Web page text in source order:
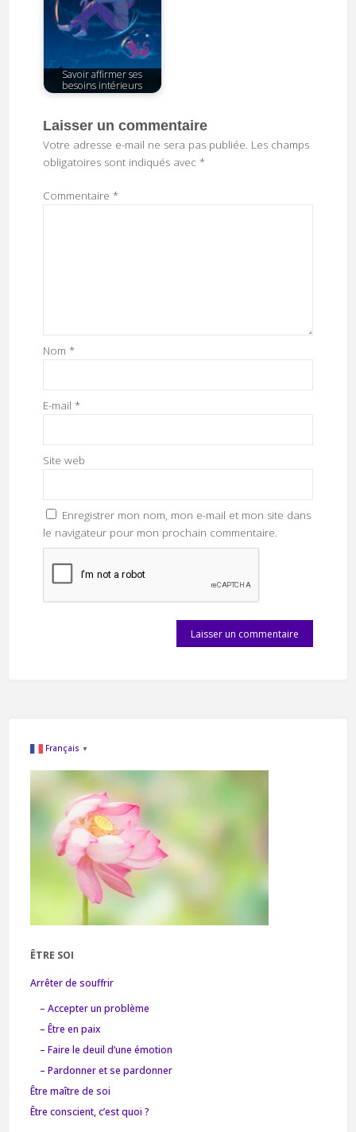
Savoir affirmer ses
besoins intérieurs
Laisser un commentaire
Votre adresse e-mail ne sera pas publiée. Les champs
obligatoires sont indiqués avec *
Commentaire *
Nom *
E-mail *
Site web
Enregistrer mon nom, mon e-mail et mon site dans
le navigateur pour mon prochain commentaire.
Français ▼
ÊTRE SOI
Arrêter de souffrir
– Accepter un problème
– Être en paix
– Faire le deuil d’une émotion
– Pardonner et se pardonner
Être maître de soi
Être conscient, c’est quoi ?